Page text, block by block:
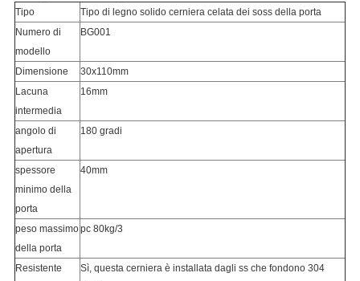
Tipo
Tipo di legno solido cerniera celata dei soss della porta
Numero di
modello
BG001
Dimensione
30x110mm
Lacuna
intermedia
16mm
angolo di
apertura
180 gradi
spessore
minimo della
porta
40mm
peso massimo
della porta
pc 80kg/3
Resistente
Sì, questa cerniera è installata dagli ss che fondono 304